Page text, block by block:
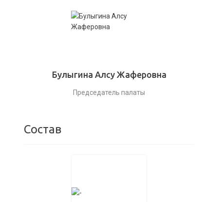
Булыгина Алсу Жаферовна
Председатель палаты
Состав